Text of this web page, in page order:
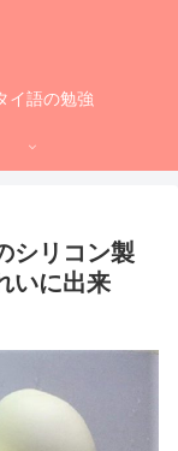
イ語の勉強
シリコン製
いに出来